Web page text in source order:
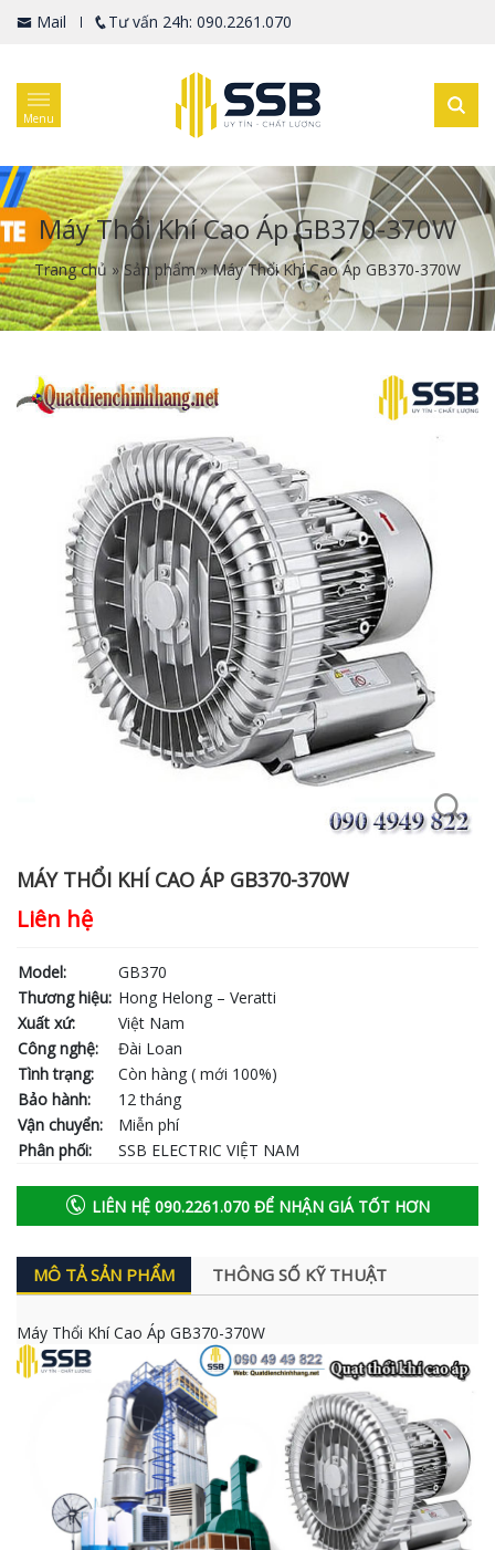
Mail Tư vấn 24h: 090.2261.070
Menu
Máy Thổi Khí Cao Áp GB370-370W
Trang chủ »Sản phẩm»Máy Thổi Khí Cao Áp GB370-370W
MÁY THỔI KHÍ CAO ÁP GB370-370W
Liên hệ
Model:
GB370
Thương hiệu: Hong Helong – Veratti
Xuất xứ:
Việt Nam
Công nghệ:
Đài Loan
Tình trạng:
Còn hàng ( mới 100%)
Bảo hành:
12 tháng
Vận chuyển:
Miễn phí
Phân phối:
SSB ELECTRIC VIỆT NAM
LIÊN HỆ 090.2261.070 ĐỂ NHẬN GIÁ TỐT HƠN
MÔ TẢ SẢN PHẨM THÔNG SỐ KỸ THUẬT
Máy Thổi Khí Cao Áp GB370-370W